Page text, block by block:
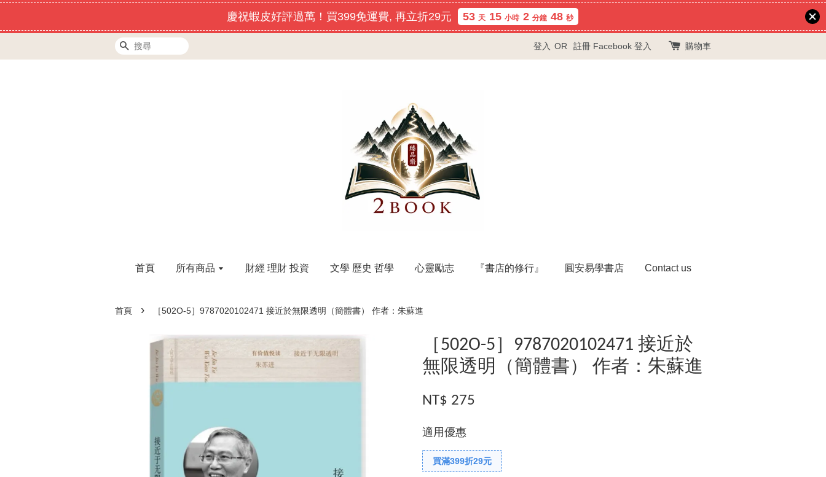
慶祝蝦皮好評過萬！買399免運費, 再立折29元 53 天 15 小時 2 分鐘 47 秒
搜尋 登入 OR 註冊 Facebook 登入 購物車
首頁 所有商品 財經 理財 投資 文學 歷史 哲學 心靈勵志 『書店的修行』 圓安易學書店 Contact us
首頁 › ［502O-5］9787020102471 接近於無限透明（簡體書） 作者：朱蘇進
［502O-5］9787020102471 接近於
無限透明（簡體書） 作者：朱蘇進
NT$ 275
適用優惠
買滿399折29元